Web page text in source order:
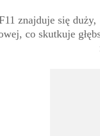
znajduje się
co skutkuje